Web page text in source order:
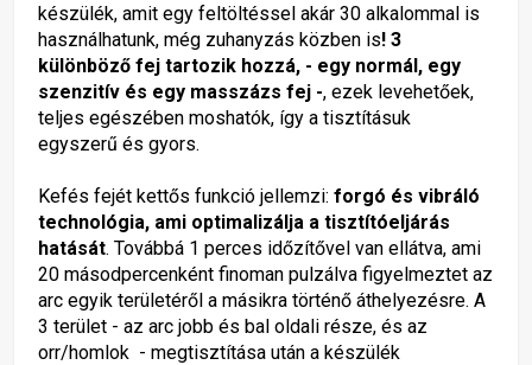
készülék, amit egy feltöltéssel akár 30 alkalommal is
használhatunk, még zuhanyzás közben is! 3
különböző fej tartozik hozzá, - egy normál, egy
szenzitív és egy masszázs fej -, ezek levehetőek,
teljes egészében moshatók, így a tisztításuk
egyszerű és gyors.
Kefés fejét kettős funkció jellemzi:forgó és vibráló
technológia, ami optimalizálja a tisztítóeljárás
hatását. Továbbá 1 perces időzítővel van ellátva, ami
20 másodpercenként finoman pulzálva figyelmeztet az
arc egyik területéről a másikra történő áthelyezésre. A
3 terület - az arc jobb és bal oldali része, és az
orr/homlok - megtisztítása után a készülék